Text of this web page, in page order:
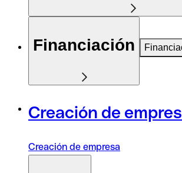
Financiación
Creación de
Creación de empresa